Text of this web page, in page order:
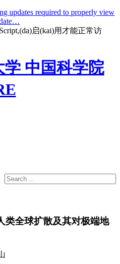
updates required to properly view
启(kai)用才能正常访
中国科学院
类全球扩散及其对极端地